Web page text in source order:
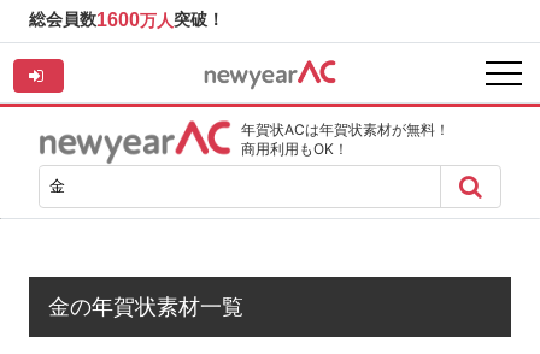
総会員数1600万人突破！
年賀状ACは年賀状素材が無料！
商用利用もOK！
金の年賀状素材一覧